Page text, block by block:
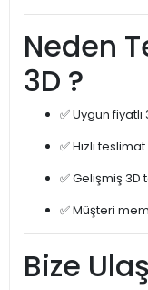
Neden
3D ?
✅ Uygun fiyatlı
✅ Hızlı
✅ Gelişmiş
✅ Müşteri
Bize